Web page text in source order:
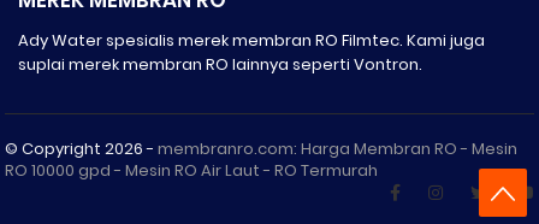
Ady Water spesialis merek membran RO Filmtec. Kami juga
suplai merek membran RO lainnya seperti Vontron.
© Copyright2026 -membranro.com: Harga Membran RO - Mesin
RO 10000 gpd - Mesin RO Air Laut - RO Termurah